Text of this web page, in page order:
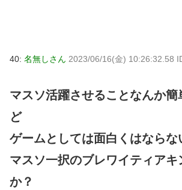
40: 名無しさん 2023/06/16(金) 10:26:32.58
マスソ活躍させることなんか簡
ど
ゲームとしては面白くはならな
マスソ一択のブレワイティアキ
か？